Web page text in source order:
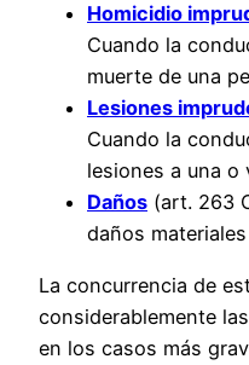
Homicidio
Cuando la
muerte de una
Lesiones
Cuando la
lesiones a una o
Daños (art. 263
daños
La concurrencia de
considerablemente
en los casos más